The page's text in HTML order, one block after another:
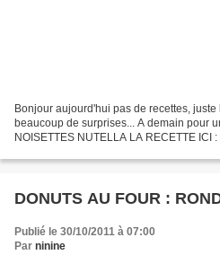
Bonjour aujourd'hui pas de recettes,
beaucoup de surprises... A demain pour
NOISETTES NUTELLA LA RECETTE ICI :
DONUTS AU FOUR :
Publié le 30/10/2011 à 07:00
Par ninine